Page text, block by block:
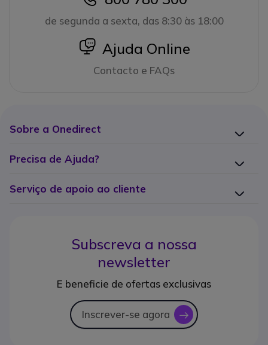
de segunda a sexta, das 8:30 às 18:00
icon
Ajuda Online
Contacto e FAQs
Sobre a Onedirect
Precisa de Ajuda?
Serviço de apoio ao cliente
Subscreva a nossa
newsletter
E beneficie de ofertas exclusivas
Inscrever-se agora icon